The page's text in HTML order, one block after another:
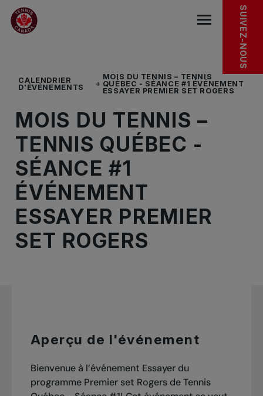
Sauter au menu principal
Sauter au contenu principal
Sauter au pied de page
En découvrir plus SUIVEZ-NOUS
CALENDRIER
D'ÉVÉNEMENTS
MOIS DU TENNIS – TENNIS
QUÉBEC - SÉANCE #1 ÉVÉNEMENT
ESSAYER PREMIER SET ROGERS
MOIS DU TENNIS –
TENNIS QUÉBEC -
SÉANCE #1
ÉVÉNEMENT
ESSAYER PREMIER
SET ROGERS
Aperçu de l'événement
Bienvenue à l’événement Essayer du
programme Premier set Rogers de Tennis